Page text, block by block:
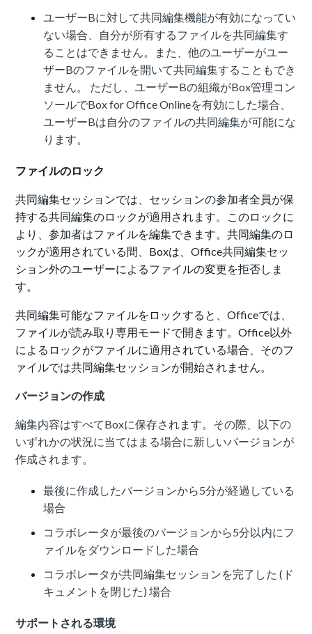
ユーザーBに対して共同編集機能が有効になってい
ない場合、自分が所有するファイルを共同編集す
ることはできません。また、他のユーザーがユー
ザーBのファイルを開いて共同編集することもでき
ません。 ただし、ユーザーBの組織がBox管理コン
ソールでBox for Office Onlineを有効にした場合、
ユーザーBは自分のファイルの共同編集が可能にな
ります。
ファイルのロック
共同編集セッションでは、セッションの参加者全員が保
持する共同編集のロックが適用されます。このロックに
より、参加者はファイルを編集できます。共同編集のロ
ックが適用されている間、Boxは、Office共同編集セッ
ション外のユーザーによるファイルの変更を拒否しま
す。
共同編集可能なファイルをロックすると、Officeでは、
ファイルが読み取り専用モードで開きます。Office以外
によるロックがファイルに適用されている場合、そのフ
ァイルでは共同編集セッションが開始されません。
バージョンの作成
編集内容はすべてBoxに保存されます。その際、以下の
いずれかの状況に当てはまる場合に新しいバージョンが
作成されます。
最後に作成したバージョンから5分が経過している
場合
コラボレータが最後のバージョンから5分以内にフ
ァイルをダウンロードした場合
コラボレータが共同編集セッションを完了した (ド
キュメントを閉じた) 場合
サポートされる環境